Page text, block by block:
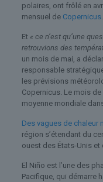
polaires, ont frôlé en
mensuel de Copernicus.
Et « ce n’est qu’une
retrouvions des
un mois de mai, a
responsable
les prévisions
Copernicus. Le mois
moyenne mondiale
Des vagues de chaleur
région s’étendant du
ouest des États-Unis et
El Niño est l’une des
Pacifique, qui démarre